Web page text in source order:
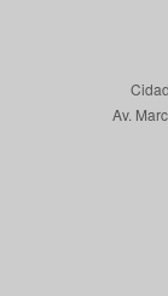
Av.